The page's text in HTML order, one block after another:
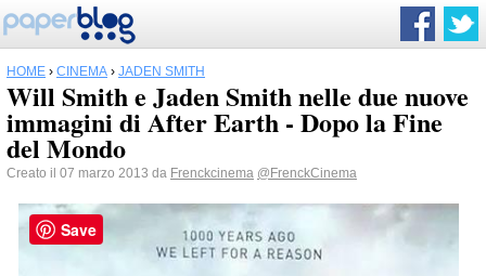
HOME › CINEMA › JADEN SMITH
Will Smith e Jaden Smith nelle due nuove
immagini di After Earth - Dopo la Fine
del Mondo
Creato il 07 marzo 2013 da Frenckcinema @FrenckCinema
Save